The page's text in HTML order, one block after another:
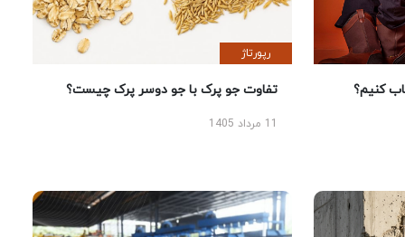
کنیم؟
رپورتاژ
تفاوت جو پرک با جو دوسر پرک چیست؟